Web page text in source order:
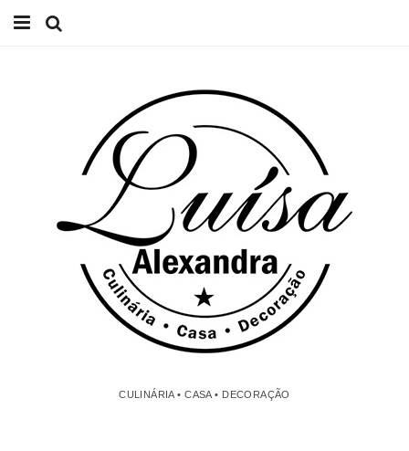
CULINÁRIA • CASA • DECORAÇÃO